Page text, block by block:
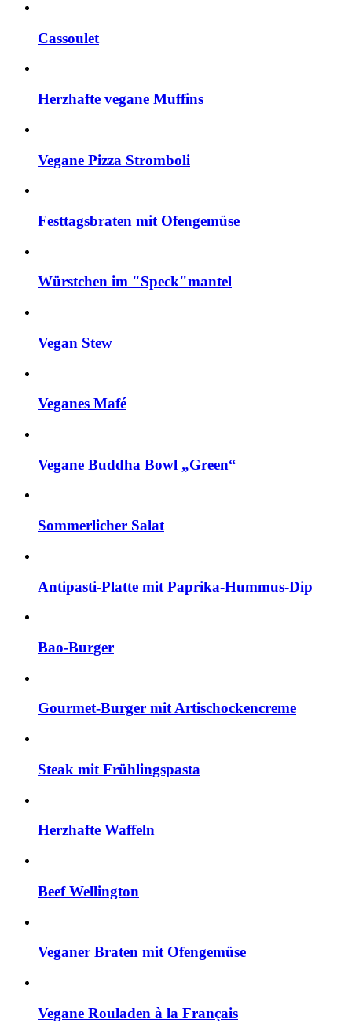
Cassoulet
Herzhafte vegane Muffins
Vegane Pizza Stromboli
Festtagsbraten mit Ofengemüse
Würstchen im "Speck"mantel
Vegan Stew
Veganes Mafé
Vegane Buddha Bowl „Green“
Sommerlicher Salat
Antipasti-Platte mit Paprika-Hummus-Dip
Bao-Burger
Gourmet-Burger mit Artischockencreme
Steak mit Frühlingspasta
Herzhafte Waffeln
Beef Wellington
Veganer Braten mit Ofengemüse
Vegane Rouladen à la Français